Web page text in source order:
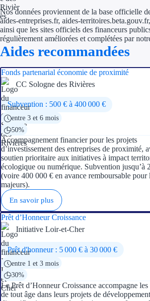
Nos données proviennent de la base officielle
aides-entreprises.fr, aides-
ainsi que les sites officiels des financeurs
régulièrement améliorées et complétées par
Aides recommandées
Fonds partenarial économie de proximité
CC Sologne des Rivières
Subvention : 500 € à 400 000 €
entre 3 et 6 mois
50%
Accompagnement financier pour les projets
d’investissement des entreprises de proximité,
soutien prioritaire aux initiatives à impact
écologique ou numérique. Subvention jusqu’à
(voire 400 000 € en avance remboursable pour
majeurs).
En savoir plus
Prêt d’Honneur Croissance
Initiative Loir-et-Cher
Prêt d'honneur : 5 000 € à 30 000 €
entre 1 et 3 mois
30%
Le Prêt d’Honneur Croissance accompagne les
de tout âge dans leurs projets de